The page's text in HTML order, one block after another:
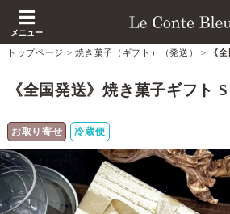
メニュー
トップページ >焼き菓子（ギフト）（発送） > 《
《全国発送》焼き菓子ギフト S
お取り寄せ 冷蔵便